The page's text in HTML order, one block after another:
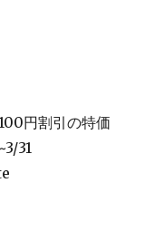
円割引の特価
31